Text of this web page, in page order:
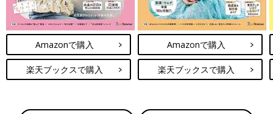
Amazonで購入
楽天ブックスで購入
Amazonで購入
楽天ブックスで購入